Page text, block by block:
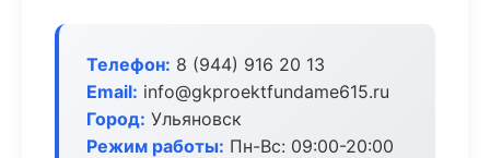
Телефон: 8 (944) 916 20 13
Email: info@gkproektfundame615.ru
Город: Ульяновск
Режим работы: Пн-Вс: 09:00-20:00